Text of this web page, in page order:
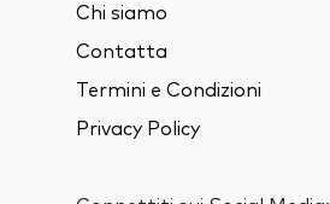
Chi siamo
Contatta
Termini e Condizioni
Privacy Policy